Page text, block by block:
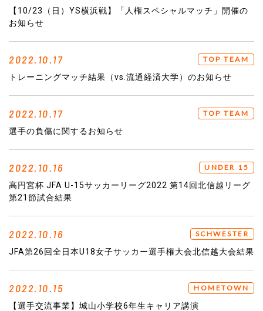
【10/23（日）YS横浜戦】「人権スペシャルマッチ」開催の
お知らせ
2022.10.17 TOP TEAM
トレーニングマッチ結果（vs.流通経済大学）のお知らせ
2022.10.17 TOP TEAM
選手の負傷に関するお知らせ
2022.10.16 UNDER 15
高円宮杯 JFA U-15サッカーリーグ2022 第14回北信越リーグ
第21節試合結果
2022.10.16 SCHWESTER
JFA第26回全日本U18女子サッカー選手権大会北信越大会結果
2022.10.15 HOMETOWN
【選手交流事業】城山小学校6年生キャリア講演